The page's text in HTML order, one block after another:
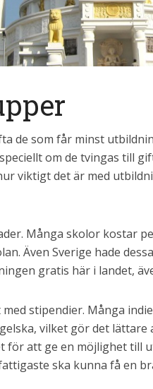
de som får minst
om de tvingas till
viktigt det är med
Många skolor kostar
Även Sverige hade
gratis här i landet,
stipendier. Många
vilket gör det
för att ge en möjlighet
ska kunna få en